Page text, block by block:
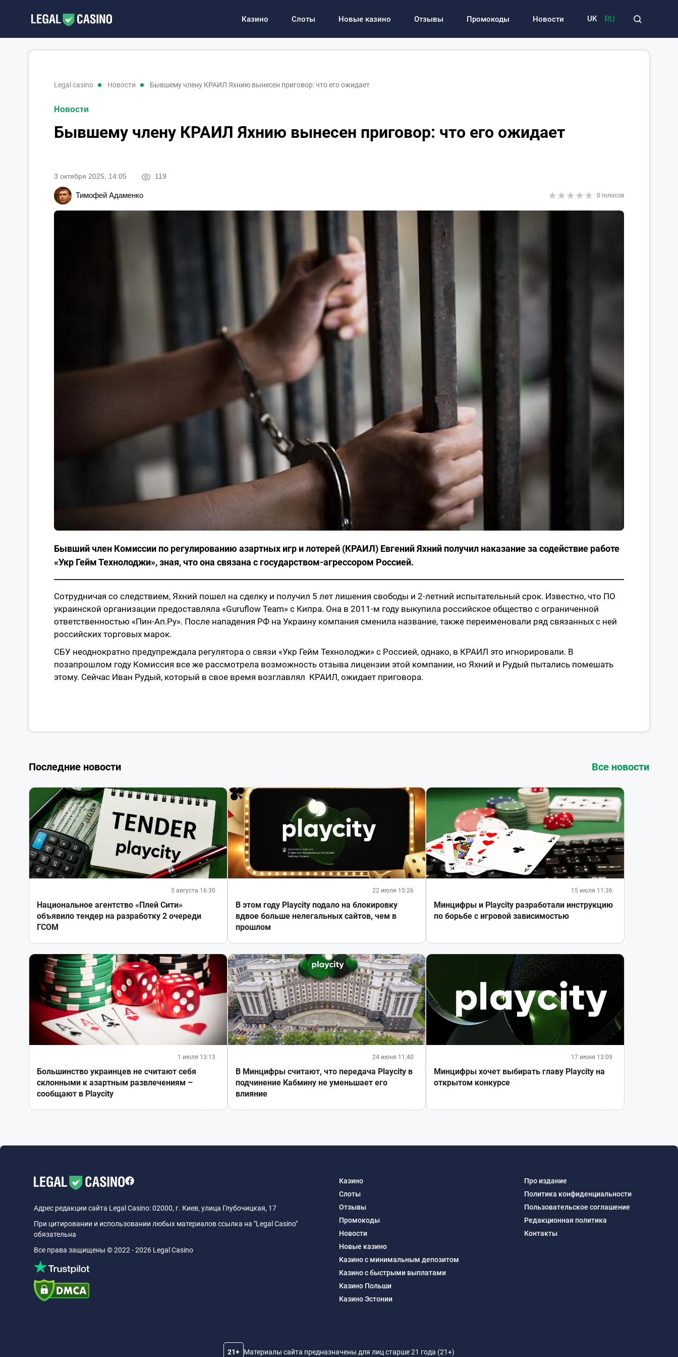
Казино Слоты Новые казино Отзывы Промокоды Новости UK RU
legal casino новости Бывшему члену КРАИЛ Яхнию вынесен приговор: что его ожидает
Новости
Бывшему члену КРАИЛ Яхнию вынесен приговор: что его ожидает
3 октября 2025, 14:05 119
Тимофей Адаменко ★★★★★
★★★★★ 0 голосов
Бывший член Комиссии по регулированию азартных игр и лотерей (КРАИЛ) Евгений Яхний получил наказание за содействие работе
«Укр Гейм Технолоджи», зная, что она связана с государством-агрессором Россией.
Сотрудничая со следствием, Яхний пошел на сделку и получил 5 лет лишения свободы и 2-летний испытательный срок. Известно, что ПО
украинской организации предоставляла «Guruflow Team» с Кипра. Она в 2011-м году выкупила российское общество с ограниченной
ответственностью «Пин-Ап.Ру». После нападения РФ на Украину компания сменила название, также переименовали ряд связанных с ней
российских торговых марок.
СБУ неоднократно предупреждала регулятора о связи «Укр Гейм Технолоджи» с Россией, однако, в КРАИЛ это игнорировали. В
позапрошлом году Комиссия все же рассмотрела возможность отзыва лицензии этой компании, но Яхний и Рудый пытались помешать
этому. Сейчас Иван Рудый, который в свое время возглавлял КРАИЛ, ожидает приговора.
Последние новости Все новости
5 августа 16:30
Национальное агентство «Плей Сити»
объявило тендер на разработку 2 очереди
ГСОМ
22 июля 15:26
В этом году Playcity подало на блокировку
вдвое больше нелегальных сайтов, чем в
прошлом
15 июля 11:36
Минцифры и Playcity разработали инструкцию
по борьбе с игровой зависимостью
1 июля 13:13
Большинство украинцев не считают себя
склонными к азартным развлечениям –
сообщают в Playcity
24 июня 11:40
В Минцифры считают, что передача Playcity в
подчинение Кабмину не уменьшает его
влияние
17 июня 13:09
Минцифры хочет выбирать главу Playcity на
открытом конкурсе
Адрес редакции сайта Legal Casino: 02000, г. Киев, улица Глубочицкая, 17
При цитировании и использовании любых материалов ссылка на "Legal Casino"
обязательна
Все права защищены © 2022 - 2026 Legal Casino
Казино
Слоты
Отзывы
Промокоды
Новости
Новые казино
Казино с минимальным депозитом
Казино с быстрыми выплатами
Казино Польши
Казино Эстонии
Про издание
Политика конфиденциальности
Пользовательское соглашение
Редакционная политика
Контакты
21+ Материалы сайта предназначены для лиц старше 21 года (21+)